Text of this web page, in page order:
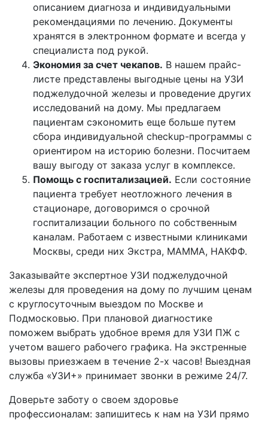
описанием диагноза и индивидуальными
рекомендациями по лечению. Документы
хранятся в электронном формате и всегда у
специалиста под рукой.
Экономия за счет чекапов. В нашем прайс-
листе представлены выгодные цены на УЗИ
поджелудочной железы и проведение других
исследований на дому. Мы предлагаем
пациентам сэкономить еще больше путем
сбора индивидуальной checkup-программы с
ориентиром на историю болезни. Посчитаем
вашу выгоду от заказа услуг в комплексе.
Помощь с госпитализацией. Если состояние
пациента требует неотложного лечения в
стационаре, договоримся о срочной
госпитализации больного по собственным
каналам. Работаем с известными клиниками
Москвы, среди них Экстра, МАММА, НАКФФ.
Заказывайте экспертное УЗИ поджелудочной
железы для проведения на дому по лучшим ценам
с круглосуточным выездом по Москве и
Подмосковью. При плановой диагностике
поможем выбрать удобное время для УЗИ ПЖ с
учетом вашего рабочего графика. На экстренные
вызовы приезжаем в течение 2-х часов! Выездная
служба «УЗИ+» принимает звонки в режиме 24/7.
Доверьте заботу о своем здоровье
профессионалам: запишитесь к нам на УЗИ прямо